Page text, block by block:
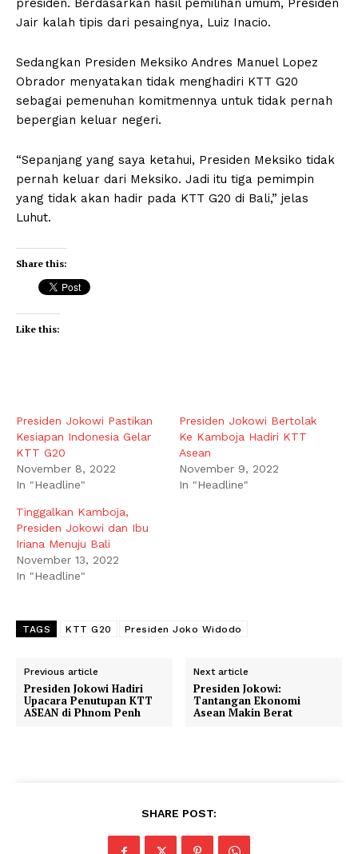
presiden. Berdasarkan hasil pemilihan umum, Presiden
Jair kalah tipis dari pesaingnya, Luiz Inacio.
Sedangkan Presiden Meksiko Andres Manuel Lopez
Obrador menyatakan tidak menghadiri KTT G20
sebagai pemenuhan komitmennya untuk tidak pernah
bepergian keluar negeri.
“Sepanjang yang saya ketahui, Presiden Meksiko tidak
pernah keluar dari Meksiko. Jadi itu tiga pemimpin
yang tidak akan hadir pada KTT G20 di Bali,” jelas
Luhut.
Share this:
Like this:
Presiden Jokowi Pastikan
Kesiapan Indonesia Gelar
KTT G20
November 8, 2022
In "Headline"
Presiden Jokowi Bertolak
Ke Kamboja Hadiri KTT
Asean
November 9, 2022
In "Headline"
Tinggalkan Kamboja,
Presiden Jokowi dan Ibu
Iriana Menuju Bali
November 13, 2022
In "Headline"
TAGS KTT G20 Presiden Joko Widodo
Previous article
Presiden Jokowi Hadiri
Upacara Penutupan KTT
ASEAN di Phnom Penh
Next article
Presiden Jokowi:
Tantangan Ekonomi
Asean Makin Berat
SHARE POST: